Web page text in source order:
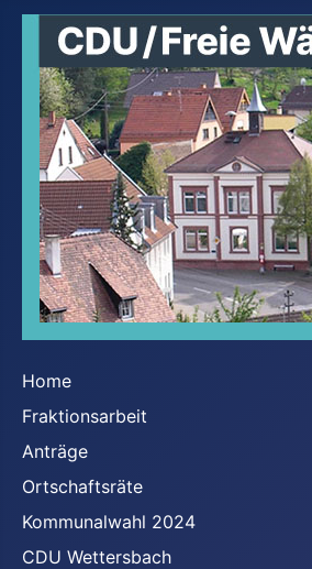
Home
Fraktionsarbeit
Anträge
Ortschaftsräte
Kommunalwahl 2024
CDU Wettersbach